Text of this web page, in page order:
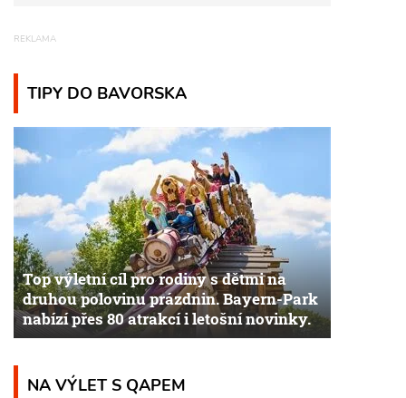
TIPY DO BAVORSKA
Top výletní cíl pro rodiny s dětmi na
druhou polovinu prázdnin. Bayern-Park
nabízí přes 80 atrakcí i letošní novinky.
NA VÝLET S QAPEM